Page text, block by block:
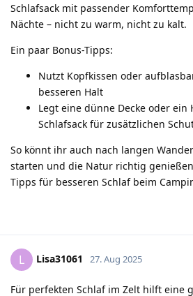
Schlafsack mit passender
Nächte – nicht zu warm, nicht zu kalt.
Ein paar Bonus-Tipps:
Nutzt Kopfkissen oder
besseren Halt
Legt eine dünne Decke oder
Schlafsack für zusätzlichen
So könnt ihr auch nach langen
starten und die Natur richtig
Tipps für besseren Schlaf beim
L Lisa31061 27. Aug 2025
Für perfekten Schlaf im Zelt hilft eine